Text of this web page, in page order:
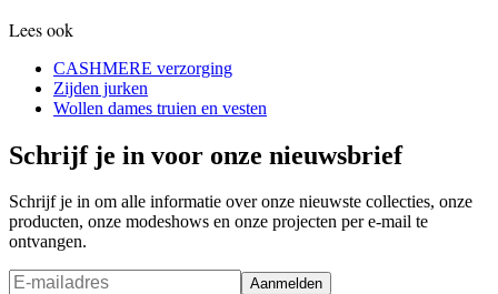
Lees ook
CASHMERE verzorging
Zijden jurken
Wollen dames truien en vesten
Schrijf je in voor onze nieuwsbrief
Schrijf je in om alle informatie over onze nieuwste collecties, onze
producten, onze modeshows en onze projecten per e-mail te
ontvangen.
Aanmelden